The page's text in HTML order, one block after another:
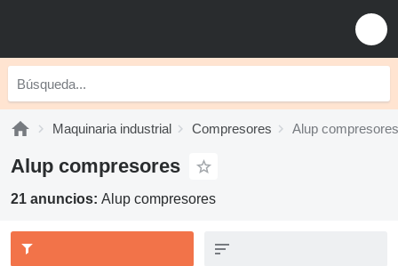
Maquinaria industrial Compresores Alup compresores
Alup compresores
21 anuncios: Alup compresores